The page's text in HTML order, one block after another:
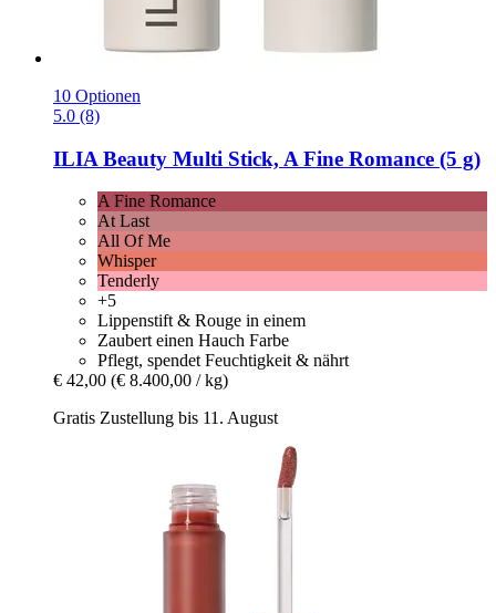
10 Optionen
5.0 (8)
ILIA Beauty Multi Stick, A Fine Romance (5 g)
A Fine Romance
At Last
All Of Me
Whisper
Tenderly
+5
Lippenstift & Rouge in einem
Zaubert einen Hauch Farbe
Pflegt, spendet Feuchtigkeit & nährt
€ 42,00 (€ 8.400,00 / kg)
Gratis Zustellung bis 11. August